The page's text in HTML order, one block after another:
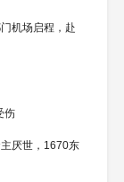
机场启程，赴
伤
厌世，1670东